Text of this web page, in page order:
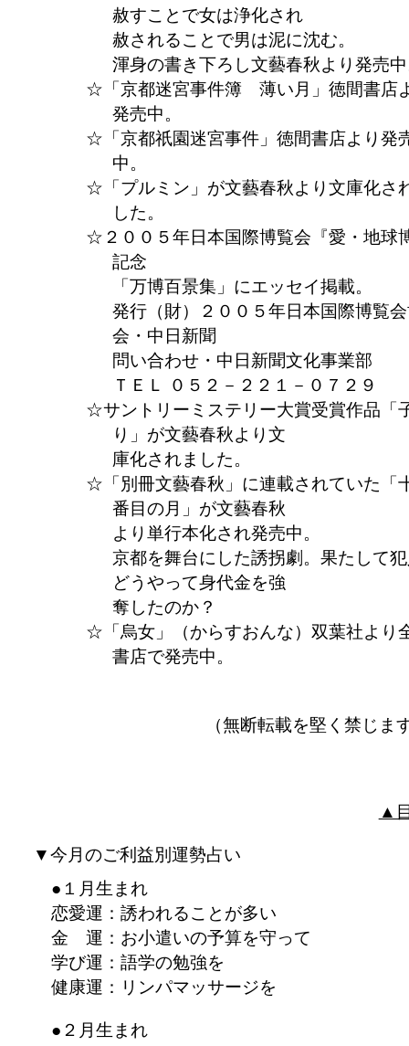
赦すことで女は浄化され
赦されることで男は泥に沈む。
渾身の書き下ろし文藝春秋より発売
「京都迷宮事件簿 薄い月」徳間書店
発売中。
「京都祇園迷宮事件」徳間書店より発
中。
「プルミン」が文藝春秋より文庫化さ
した。
２００５年日本国際博覧会『愛・地球
記念
「万博百景集」にエッセイ掲載。
発行（財）２００５年日本国際博覧
会・中日新聞
問い合わせ・中日新聞文化事業部
ＴＥＬ ０５２－２２１－０７２９
サントリーミステリー大賞受賞作品「
り」が文藝春秋より文
庫化されました。
「別冊文藝春秋」に連載されていた「
番目の月」が文藝春秋
より単行本化され発売中。
京都を舞台にした誘拐劇。果たして
どうやって身代金を強
奪したのか？
「烏女」（からすおんな）双葉社より
書店で発売中。
（無断転載を堅く禁じま
▲
▼今月のご利益別運勢占い
●１月生まれ
恋愛運：誘われることが多い
金 運：お小遣いの予算を守って
学び運：語学の勉強を
健康運：リンパマッサージを
●２月生まれ